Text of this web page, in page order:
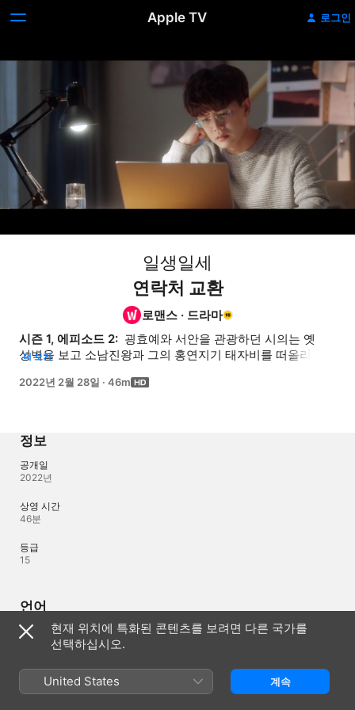
Apple TV 로그인
일생일세
연락처 교환
로맨스 · 드라마
시즌 1, 에피소드 2: 굉효예와 서안을 관광하던 시의는 옛
성벽을 보고 소남진왕과 그의 홍연지기 태자비를 떠올리고,
반한다. 주생진은 곧 상해로 돌아가는 시의에게 책을
주생진에게 연락해 주생진이 일하는 연구소를
견학시켜달라고 하는데...
더 보기
2022년 2월 28일 · 46m
정보
공개일
2022년
상영 시간
46분
등급
15
언어
제작 오디오
오디오
중국어 (AAC)
현재 위치에 특화된 콘텐츠를 보려면 다른 국가를
선택하십시오.
United States 계속